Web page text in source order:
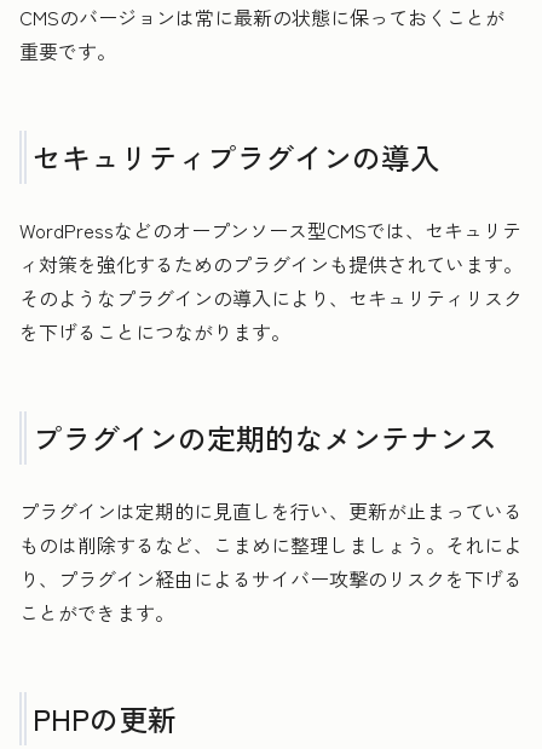
CMSのバージョンは常に最新の状態に保っておくことが
重要です。
セキュリティプラグインの導入
WordPressなどのオープンソース型CMSでは、セキュリテ
ィ対策を強化するためのプラグインも提供されています。
そのようなプラグインの導入により、セキュリティリスク
を下げることにつながります。
プラグインの定期的なメンテナンス
プラグインは定期的に見直しを行い、更新が止まっている
ものは削除するなど、こまめに整理しましょう。それによ
り、プラグイン経由によるサイバー攻撃のリスクを下げる
ことができます。
PHPの更新